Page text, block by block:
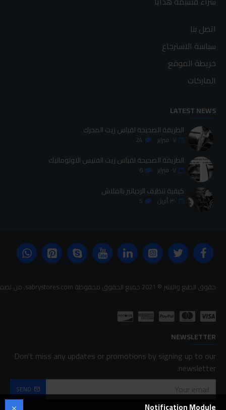
اتصل بنا
سياسة الاسترجاع
خريطة الموقع
الماركات
LATEST NEWS
الطريقة الصحيحة لقياس زيت المحرك
٠٧ فبراير 24
الطريقة الصحيحة لقياس زيت الفتيس الاوتوماتيك
٠٧ فبراير 6
كيفية تنظيف الردياتير بالفلاش
٣٠ أبريل 5
حقوق الطبع والنشر © 2021 جميع الحقوق محفوظة sabrystores.com. من تصميم-
NEWSLETTER
Don't miss any updates or promotions by signing up to our
newsletter.
SEND